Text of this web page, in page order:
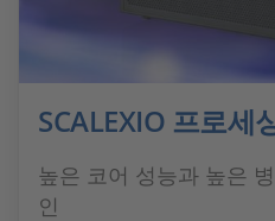
SCALEXIO 프로세
높은 코어 성능과 높은
인